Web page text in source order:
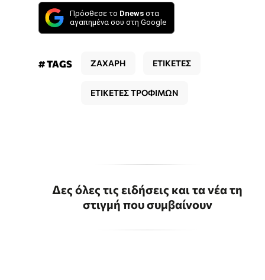
Πρόσθεσε το Dnews στα
αγαπημένα σου στη Google
# TAGS ΖΑΧΑΡΗ ΕΤΙΚΕΤΕΣ
ΕΤΙΚΕΤΕΣ ΤΡΟΦΙΜΩΝ
Δες όλες τις ειδήσεις και τα νέα τη
στιγμή που συμβαίνουν